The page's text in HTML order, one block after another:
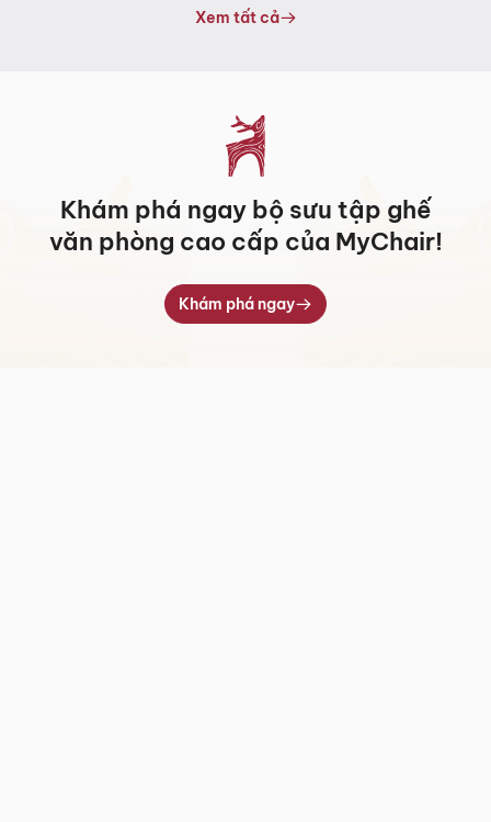
5.317.000 ₫
Xem tất cả
Khám phá ngay bộ sưu tập ghế
văn phòng cao cấp của MyChair!
Khám phá ngay